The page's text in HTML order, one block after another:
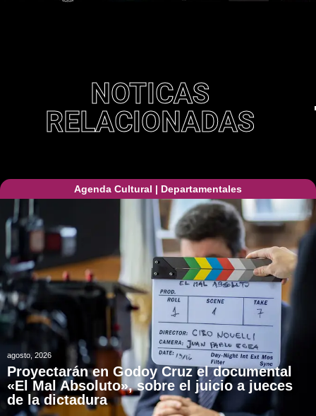
NOTICAS
RELACIONADAS
Agenda Cultural | Departamentales
agosto, 2026
Proyectarán en Godoy Cruz el documental
«El Mal Absoluto», sobre el juicio a jueces
de la dictadura